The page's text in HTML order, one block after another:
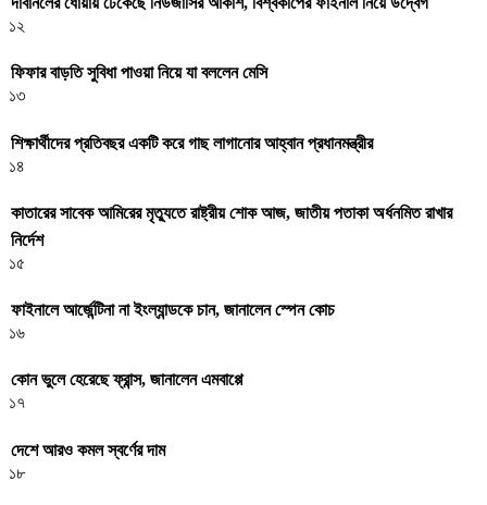
১২
ফিফার বাড়তি সুবিধা পাওয়া নিয়ে যা বললেন মেসি
১৩
শিক্ষার্থীদের প্রতিবছর একটি করে গাছ লাগানোর আহ্বান প্রধানমন্ত্রীর
১৪
কাতারের সাবেক আমিরের মৃত্যুতে রাষ্ট্রীয় শোক আজ, জাতীয় পতাকা অর্ধনমিত রাখার
নির্দেশ
১৫
ফাইনালে আর্জেন্টিনা না ইংল্যান্ডকে চান, জানালেন স্পেন কোচ
১৬
কোন ভুলে হেরেছে ফ্রান্স, জানালেন এমবাপ্পে
১৭
দেশে আরও কমল স্বর্ণের দাম
১৮